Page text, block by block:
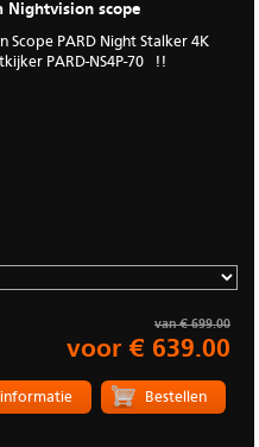
Nightvision scope
Scope PARD Night Stalker 4K
PARD-NS4P-70 !!
van € 699.00
voor € 639.00